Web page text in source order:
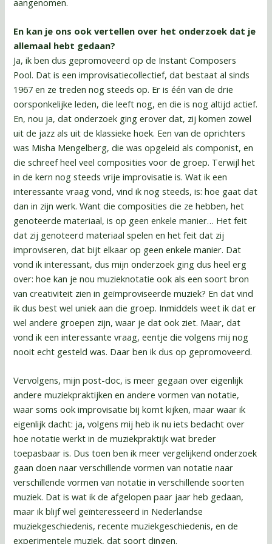
En kan je ons ook vertellen over het onderzoek dat je
allemaal hebt gedaan?
Ja, ik ben dus gepromoveerd op de Instant Composers
Pool. Dat is een improvisatiecollectief, dat bestaat al sinds
1967 en ze treden nog steeds op. Er is één van de drie
oorsponkelijke leden, die leeft nog, en die is nog altijd actief.
En, nou ja, dat onderzoek ging erover dat, zij komen zowel
uit de jazz als uit de klassieke hoek. Een van de oprichters
was Misha Mengelberg, die was opgeleid als componist, en
die schreef heel veel composities voor de groep. Terwijl het
in de kern nog steeds vrije improvisatie is. Wat ik een
interessante vraag vond, vind ik nog steeds, is: hoe gaat dat
dan in zijn werk. Want die composities die ze hebben, het
genoteerde materiaal, is op geen enkele manier… Het feit
dat zij genoteerd materiaal spelen en het feit dat zij
improviseren, dat bijt elkaar op geen enkele manier. Dat
vond ik interessant, dus mijn onderzoek ging dus heel erg
over: hoe kan je nou muzieknotatie ook als een soort bron
van creativiteit zien in geïmproviseerde muziek? En dat vind
ik dus best wel uniek aan die groep. Inmiddels weet ik dat er
wel andere groepen zijn, waar je dat ook ziet. Maar, dat
vond ik een interessante vraag, eentje die volgens mij nog
nooit echt gesteld was. Daar ben ik dus op gepromoveerd.
Vervolgens, mijn post-doc, is meer gegaan over eigenlijk
andere muziekpraktijken en andere vormen van notatie,
waar soms ook improvisatie bij komt kijken, maar waar ik
eigenlijk dacht: ja, volgens mij heb ik nu iets bedacht over
hoe notatie werkt in de muziekpraktijk wat breder
toepasbaar is. Dus toen ben ik meer vergelijkend onderzoek
gaan doen naar verschillende vormen van notatie naar
verschillende vormen van notatie in verschillende soorten
muziek. Dat is wat ik de afgelopen paar jaar heb gedaan,
maar ik blijf wel geïnteresseerd in Nederlandse
muziekgeschiedenis, recente muziekgeschiedenis, en de
experimentele muziek, dat soort dingen.